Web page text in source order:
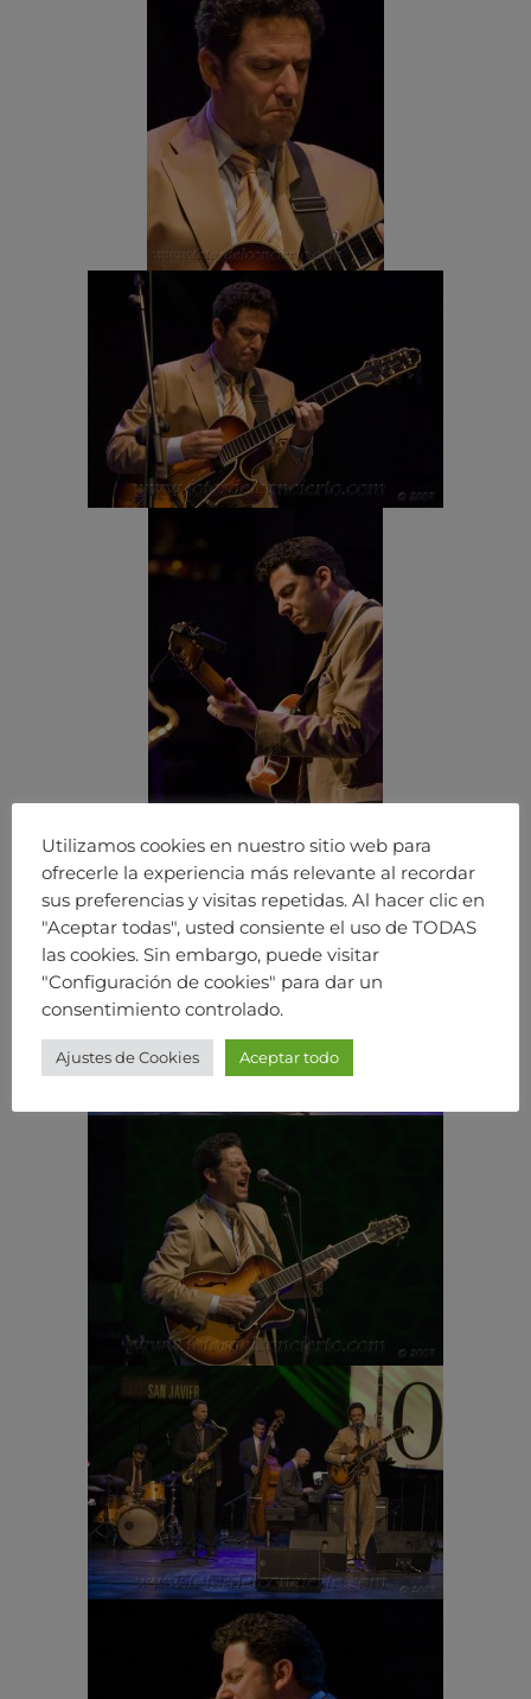
Utilizamos cookies en nuestro sitio web para
ofrecerle la experiencia más relevante al recordar
sus preferencias y visitas repetidas. Al hacer clic en
"Aceptar todas", usted consiente el uso de TODAS
las cookies. Sin embargo, puede visitar
"Configuración de cookies" para dar un
consentimiento controlado.
Ajustes de Cookies Aceptar todo